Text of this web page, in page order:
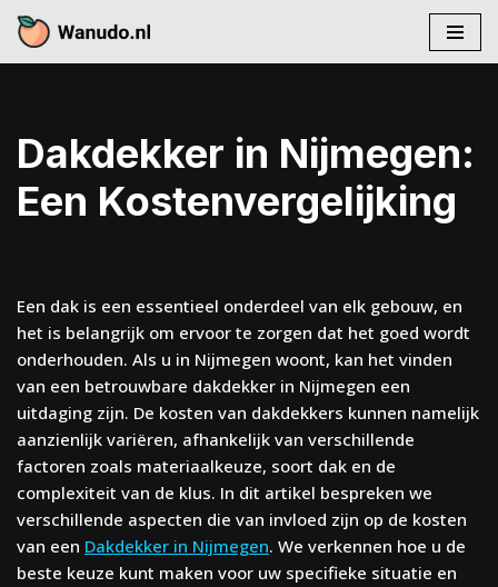
Skip
Dakdekker in Nijmegen:
Een Kostenvergelijking
Een dak is een essentieel onderdeel van elk gebouw, en
het is belangrijk om ervoor te zorgen dat het goed wordt
onderhouden. Als u in Nijmegen woont, kan het vinden
van een betrouwbare dakdekker in Nijmegen een
uitdaging zijn. De kosten van dakdekkers kunnen namelijk
aanzienlijk variëren, afhankelijk van verschillende
factoren zoals materiaalkeuze, soort dak en de
complexiteit van de klus. In dit artikel bespreken we
verschillende aspecten die van invloed zijn op de kosten
van een Dakdekker in Nijmegen. We verkennen hoe u de
beste keuze kunt maken voor uw specifieke situatie en